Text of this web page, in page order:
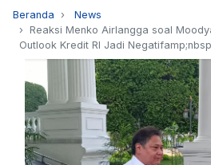
Beranda
News
Reaksi Menko Airlangga soal
Outlook Kredit RI Jadi